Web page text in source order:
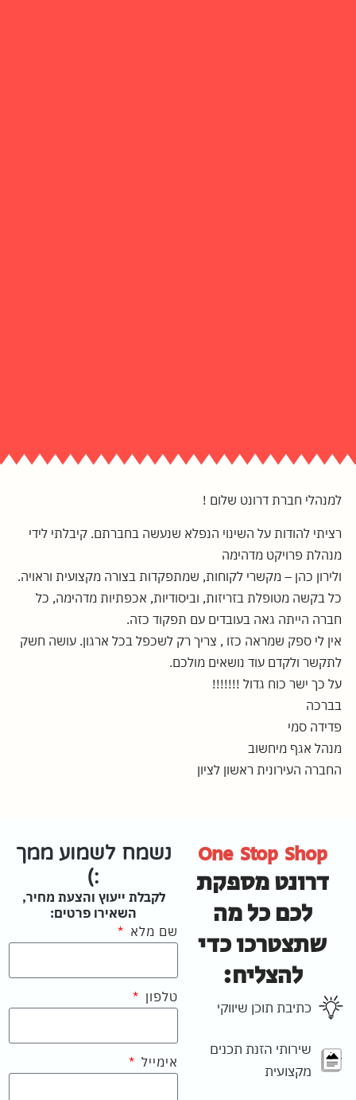
למנהלי חברת דרונט שלום !
רציתי להודות על השינוי הנפלא שנעשה בחברתם. קיבלתי לידי
מנהלת פרויקט מדהימה
ולירון כהן – מקשרי לקוחות, שמתפקדות בצורה מקצועית וראויה.
כל בקשה מטופלת בזריזות, וביסודיות, אכפתיות מדהימה, כל
חברה הייתה גאה בעובדים עם תפקוד כזה.
אין לי ספק שמראה כזו , צריך רק לשכפל בכל ארגון. עושה חשק
לתקשר ולקדם עוד נושאים מולכם.
על כך ישר כוח גדול !!!!!!!
בברכה
פדידה סמי
מנהל אגף מיחשוב
החברה העירונית ראשון לציון
One Stop Shop
דרונט מספקת
לכם כל מה
שתצטרכו כדי
להצליח:
כתיבת תוכן שיווקי
שירותי הזנת תכנים
מקצועית
נשמח לשמוע ממך
:)
לקבלת ייעוץ והצעת מחיר,
השאירו פרטים:
שם מלא
טלפון
אימייל